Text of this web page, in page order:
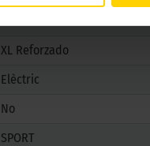
XL Reforzado
Elèctric
No
SPORT